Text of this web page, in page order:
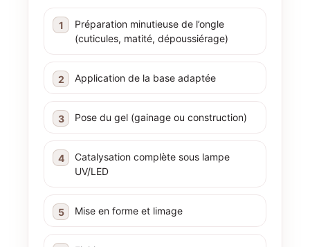
Préparation minutieuse de l’ongle
(cuticules, matité, dépoussiérage)
Application de la base adaptée
Pose du gel (gainage ou construction)
Catalysation complète sous lampe
UV/LED
Mise en forme et limage